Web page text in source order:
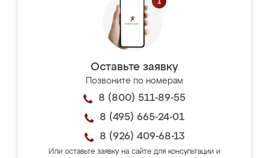
Оставьте заявку
Позвоните по номерам
8 (800) 511-89-55
8 (495) 665-24-01
8 (926) 409-68-13
Или оставьте заявку на сайте для консультации и